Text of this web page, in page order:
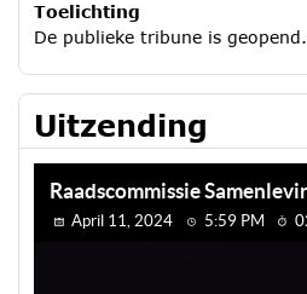
Toelichting
De publieke tribune is geopend.
Uitzending